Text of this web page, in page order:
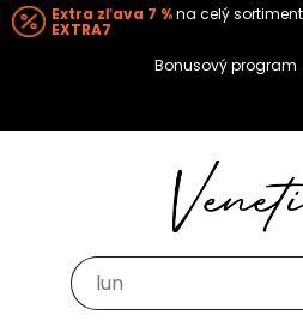
Extra zľava 7 %na celý
EXTRA7
Bonusový program